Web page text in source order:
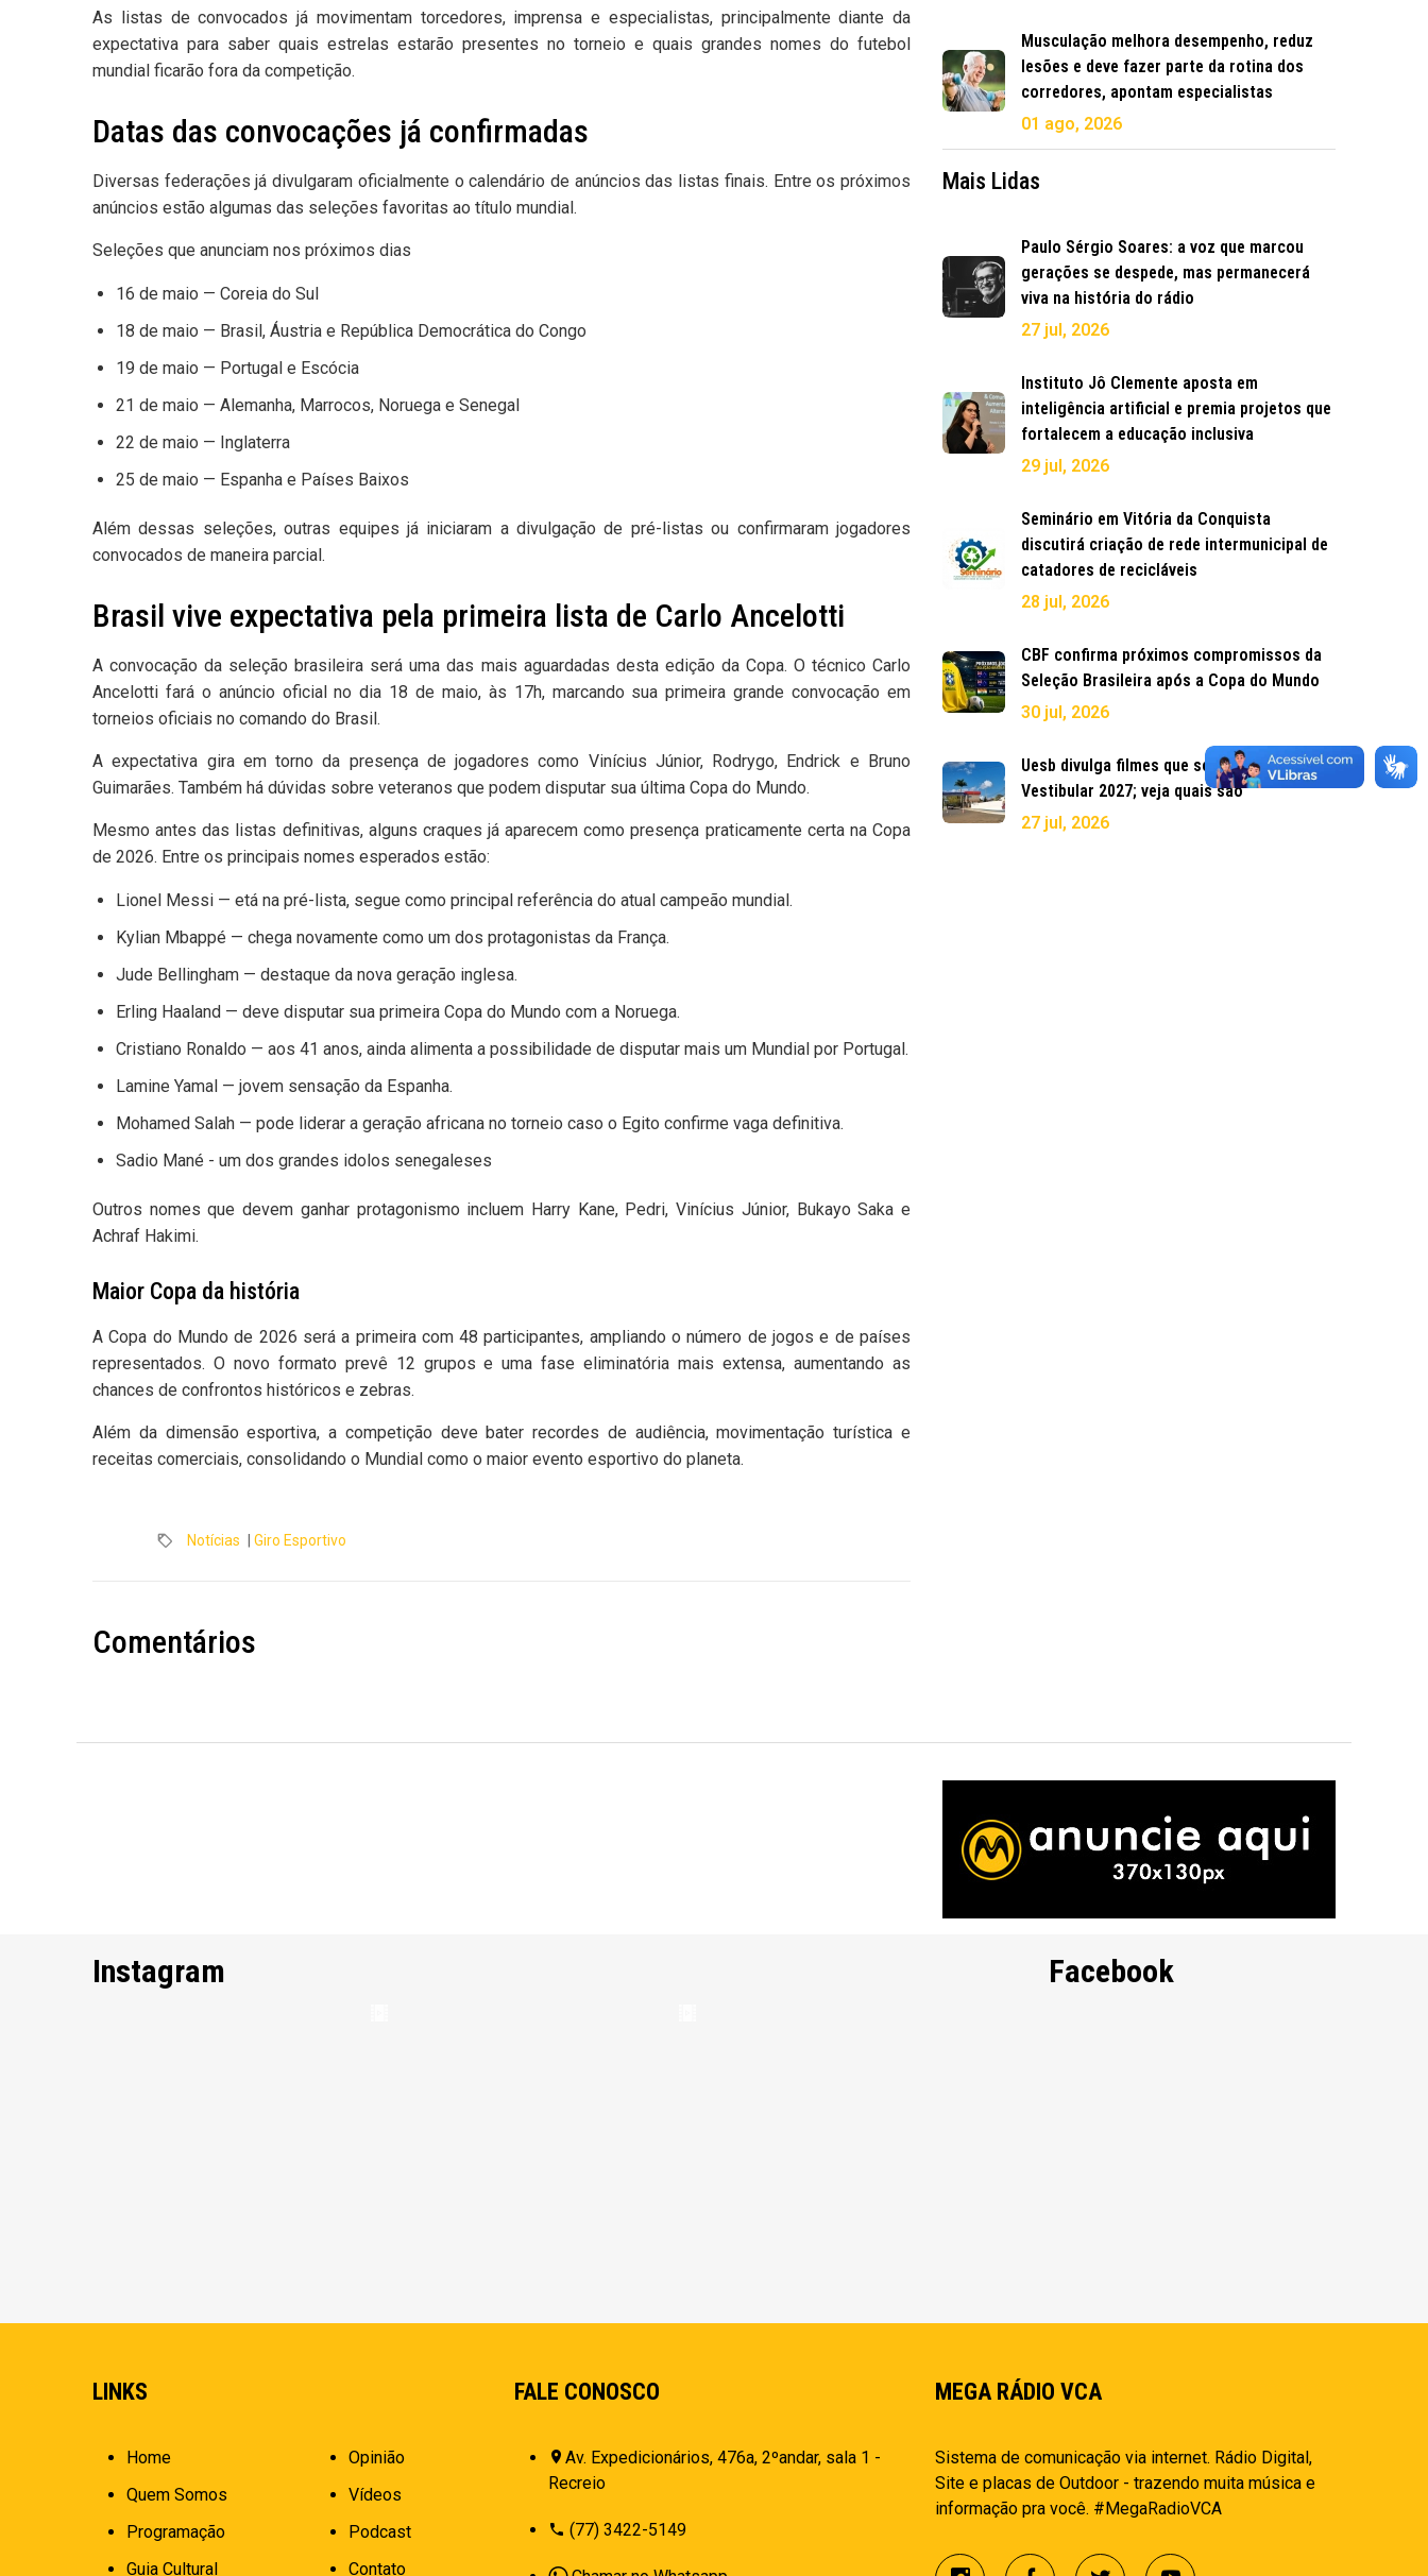
As listas de convocados já movimentam torcedores, imprensa e especialistas, principalmente diante da
expectativa para saber quais estrelas estarão presentes no torneio e quais grandes nomes do futebol
mundial ficarão fora da competição.
Datas das convocações já confirmadas
Diversas federações já divulgaram oficialmente o calendário de anúncios das listas finais. Entre os próximos
anúncios estão algumas das seleções favoritas ao título mundial.
Seleções que anunciam nos próximos dias
16 de maio — Coreia do Sul
18 de maio — Brasil, Áustria e República Democrática do Congo
19 de maio — Portugal e Escócia
21 de maio — Alemanha, Marrocos, Noruega e Senegal
22 de maio — Inglaterra
25 de maio — Espanha e Países Baixos
Além dessas seleções, outras equipes já iniciaram a divulgação de pré-listas ou confirmaram jogadores
convocados de maneira parcial.
Brasil vive expectativa pela primeira lista de Carlo Ancelotti
A convocação da seleção brasileira será uma das mais aguardadas desta edição da Copa. O técnico Carlo
Ancelotti fará o anúncio oficial no dia 18 de maio, às 17h, marcando sua primeira grande convocação em
torneios oficiais no comando do Brasil.
A expectativa gira em torno da presença de jogadores como Vinícius Júnior, Rodrygo, Endrick e Bruno
Guimarães. Também há dúvidas sobre veteranos que podem disputar sua última Copa do Mundo.
Mesmo antes das listas definitivas, alguns craques já aparecem como presença praticamente certa na Copa
de 2026. Entre os principais nomes esperados estão:
Lionel Messi — etá na pré-lista, segue como principal referência do atual campeão mundial.
Kylian Mbappé — chega novamente como um dos protagonistas da França.
Jude Bellingham — destaque da nova geração inglesa.
Erling Haaland — deve disputar sua primeira Copa do Mundo com a Noruega.
Cristiano Ronaldo — aos 41 anos, ainda alimenta a possibilidade de disputar mais um Mundial por Portugal.
Lamine Yamal — jovem sensação da Espanha.
Mohamed Salah — pode liderar a geração africana no torneio caso o Egito confirme vaga definitiva.
Sadio Mané - um dos grandes idolos senegaleses
Outros nomes que devem ganhar protagonismo incluem Harry Kane, Pedri, Vinícius Júnior, Bukayo Saka e
Achraf Hakimi.
Maior Copa da história
A Copa do Mundo de 2026 será a primeira com 48 participantes, ampliando o número de jogos e de países
representados. O novo formato prevê 12 grupos e uma fase eliminatória mais extensa, aumentando as
chances de confrontos históricos e zebras.
Além da dimensão esportiva, a competição deve bater recordes de audiência, movimentação turística e
receitas comerciais, consolidando o Mundial como o maior evento esportivo do planeta.
Notícias | Giro Esportivo
Comentários
Musculação melhora desempenho, reduz
lesões e deve fazer parte da rotina dos
corredores, apontam especialistas
01 ago, 2026
Mais Lidas
Paulo Sérgio Soares: a voz que marcou
gerações se despede, mas permanecerá
viva na história do rádio
27 jul, 2026
Instituto Jô Clemente aposta em
inteligência artificial e premia projetos que
fortalecem a educação inclusiva
29 jul, 2026
Seminário em Vitória da Conquista
discutirá criação de rede intermunicipal de
catadores de recicláveis
28 jul, 2026
CBF confirma próximos compromissos da
Seleção Brasileira após a Copa do Mundo
30 jul, 2026
Uesb divulga filmes que serão cobrados no
Vestibular 2027; veja quais são
27 jul, 2026
Instagram Facebook
LINKS
Home
Quem Somos
Programação
Guia Cultural
Opinião
Vídeos
Podcast
Contato
FALE CONOSCO
Av. Expedicionários, 476a, 2ºandar, sala 1 -
Recreio
(77) 3422-5149
MEGA RÁDIO VCA
Sistema de comunicação via internet. Rádio Digital,
Site e placas de Outdoor - trazendo muita música e
informação pra você. #MegaRadioVCA